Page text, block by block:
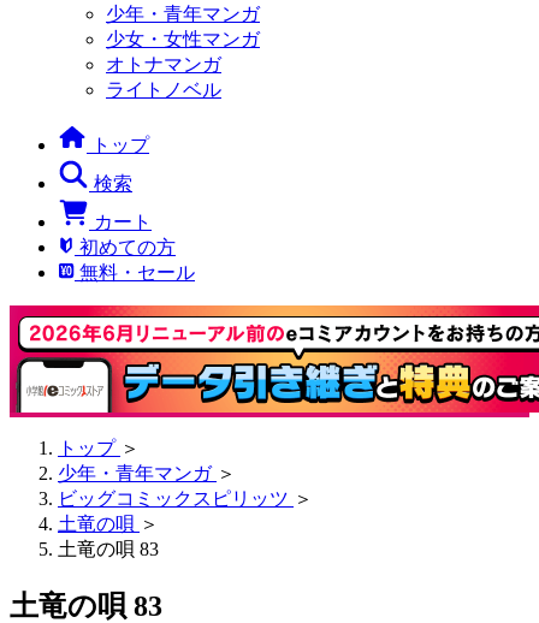
少年・青年マンガ
少女・女性マンガ
オトナマンガ
ライトノベル
トップ
検索
カート
初めての方
無料・セール
トップ ＞
少年・青年マンガ ＞
ビッグコミックスピリッツ ＞
土竜の唄 ＞
土竜の唄 83
土竜の唄 83